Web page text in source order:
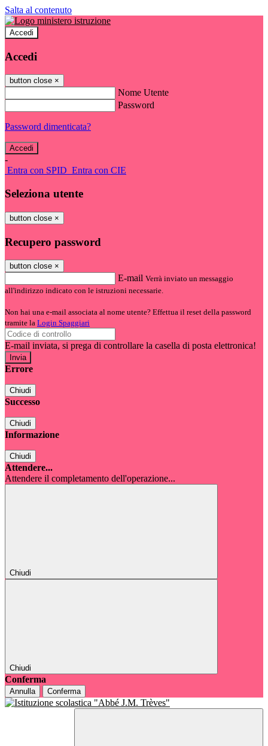
Salta al contenuto
Accedi
Accedi
button close ×
Nome Utente
Password
Password dimenticata?
-
Entra con SPID Entra con CIE
Seleziona utente
button close ×
Recupero password
button close ×
E-mail Verrà inviato un messaggio
all'indirizzo indicato con le istruzioni necessarie.
Non hai una e-mail associata al nome utente? Effettua il reset della password
tramite la Login Spaggiari
E-mail inviata, si prega di controllare la casella di posta elettronica!
Errore
Chiudi
Successo
Chiudi
Informazione
Chiudi
Attendere...
Attendere il completamento dell'operazione...
Chiudi
Chiudi
Conferma
Annulla Conferma